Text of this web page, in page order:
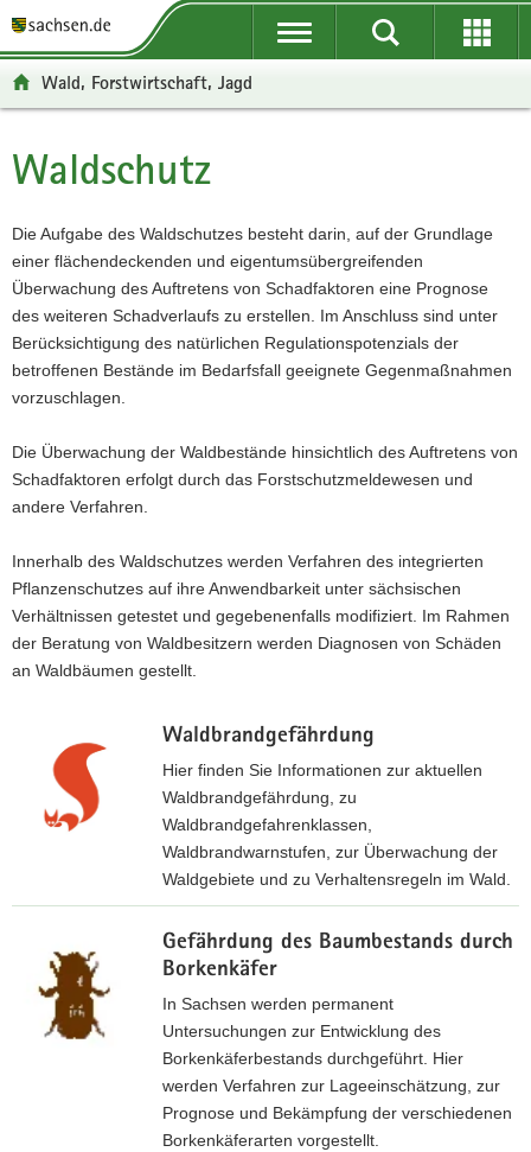
t
ü
e
r
g
r
e
i
f
n
d
e
a
v
i
g
a
t
n
v
i
g
a
t
i
o
p
n
a
l
t
t
e
n
f
o
r
m
a
t
o
n
t
-
e
r
e
i
c
h
Wald, Forstwirtschaft, Jagd
Hauptinhalt
Waldschutz
Die Aufgabe des Waldschutzes besteht darin, auf der Grundlage
einer flächendeckenden und eigentumsübergreifenden
Überwachung des Auftretens von Schadfaktoren eine Prognose
des weiteren Schadverlaufs zu erstellen. Im Anschluss sind unter
Berücksichtigung des natürlichen Regulationspotenzials der
betroffenen Bestände im Bedarfsfall geeignete Gegenmaßnahmen
vorzuschlagen.
Die Überwachung der Waldbestände hinsichtlich des Auftretens von
Schadfaktoren erfolgt durch das Forstschutzmeldewesen und
andere Verfahren.
Innerhalb des Waldschutzes werden Verfahren des integrierten
Pflanzenschutzes auf ihre Anwendbarkeit unter sächsischen
Verhältnissen getestet und gegebenenfalls modifiziert. Im Rahmen
der Beratung von Waldbesitzern werden Diagnosen von Schäden
an Waldbäumen gestellt.
Waldbrandgefährdung
Hier finden Sie Informationen zur aktuellen
Waldbrandgefährdung, zu
Waldbrandgefahrenklassen,
Waldbrandwarnstufen, zur Überwachung der
Waldgebiete und zu Verhaltensregeln im Wald.
d
Gefährdung des Baumbestands durch
Borkenkäfer
In Sachsen werden permanent
Untersuchungen zur Entwicklung des
Borkenkäferbestands durchgeführt. Hier
werden Verfahren zur Lageeinschätzung, zur
Prognose und Bekämpfung der verschiedenen
Borkenkäferarten vorgestellt.